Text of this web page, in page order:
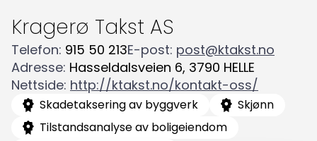
Søk
etter:
Kragerø Takst AS
Telefon: 915 50 213E-post: post@ktakst.no
Adresse: Hasseldalsveien 6, 3790 HELLE
Nettside: http://ktakst.no/kontakt-oss/
Skadetaksering av byggverk
Skjønn
Tilstandsanalyse av boligeiendom